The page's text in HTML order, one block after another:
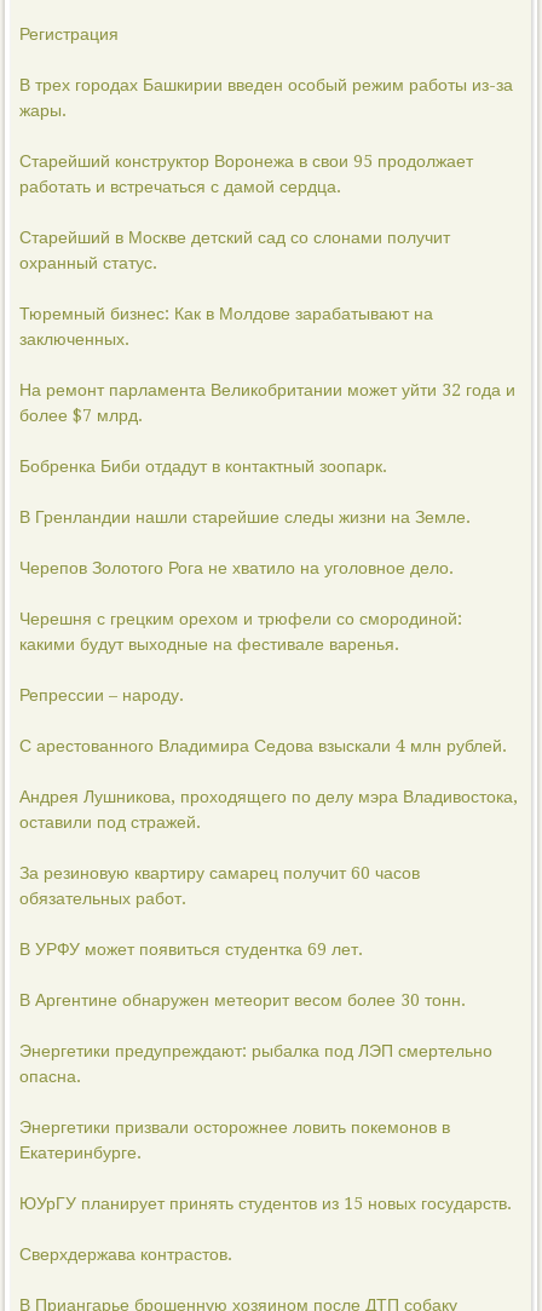
Регистрация
В трех городах Башкирии введен особый режим работы из-за
жары.
Старейший конструктор Воронежа в свои 95 продолжает
работать и встречаться с дамой сердца.
Старейший в Москве детский сад со слонами получит
охранный статус.
Тюремный бизнес: Как в Молдове зарабатывают на
заключенных.
На ремонт парламента Великобритании может уйти 32 года и
более $7 млрд.
Бобренка Биби отдадут в контактный зоопарк.
В Гренландии нашли старейшие следы жизни на Земле.
Черепов Золотого Рога не хватило на уголовное дело.
Черешня с грецким орехом и трюфели со смородиной:
какими будут выходные на фестивале варенья.
Репрессии – народу.
С арестованного Владимира Седова взыскали 4 млн рублей.
Андрея Лушникова, проходящего по делу мэра Владивостока,
оставили под стражей.
За резиновую квартиру самарец получит 60 часов
обязательных работ.
В УРФУ может появиться студентка 69 лет.
В Аргентине обнаружен метеорит весом более 30 тонн.
Энергетики предупреждают: рыбалка под ЛЭП смертельно
опасна.
Энергетики призвали осторожнее ловить покемонов в
Екатеринбурге.
ЮУрГУ планирует принять студентов из 15 новых государств.
Сверхдержава контрастов.
В Приангарье брошенную хозяином после ДТП собаку